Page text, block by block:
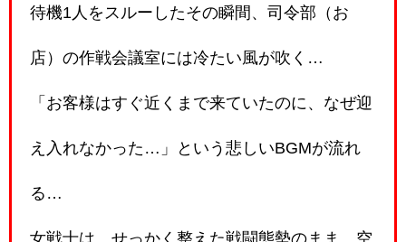
待機1人をスルーしたその瞬間、司令部（お
店）の作戦会議室には冷たい風が吹く…
「お客様はすぐ近くまで来ていたのに、なぜ迎
え入れなかった…」という悲しいBGMが流れ
る…
女戦士は、せっかく整えた戦闘態勢のまま、空